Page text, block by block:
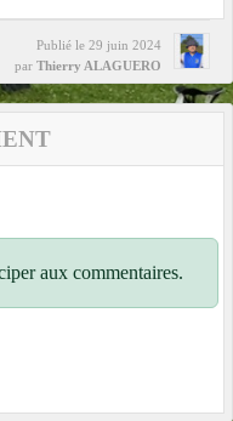
Publié le 29 juin 2024
par Thierry ALAGUERO
aux commentaires.